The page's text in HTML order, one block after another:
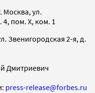
Москва, ул.
4, пом. X, ком. 1
Звенигородская 2-я, д.
Дмитриевич
press-release@forbes.ru